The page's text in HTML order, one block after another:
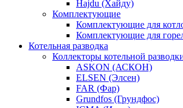
Hajdu (Хайду)
Комплектующие
Комплектующие для
Комплектующие для
Котельная разводка
Коллекторы котельной
ASKON (АСКОН)
ELSEN (Элсен)
FAR (Фар)
Grundfos (Грундфос)